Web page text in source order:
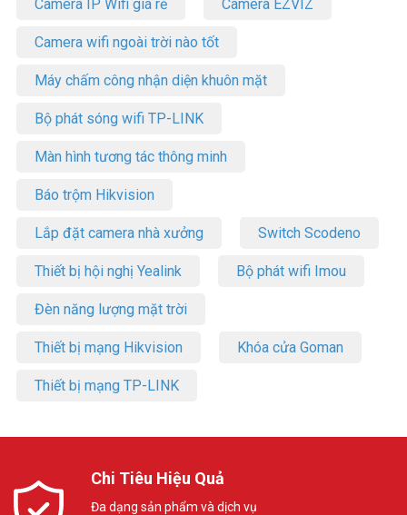
Camera IP Wifi giá rẻ Camera EZVIZ
Camera wifi ngoài trời nào tốt
Máy chấm công nhận diện khuôn mặt
Bộ phát sóng wifi TP-LINK
Màn hình tương tác thông minh
Báo trộm Hikvision
Lắp đặt camera nhà xưởng Switch Scodeno
Thiết bị hội nghị Yealink Bộ phát wifi Imou
Đèn năng lượng mặt trời
Thiết bị mạng Hikvision Khóa cửa Goman
Thiết bị mạng TP-LINK
Chi Tiêu Hiệu Quả
Đa dạng sản phẩm và dịch vụ